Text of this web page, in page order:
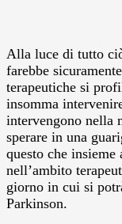
Alla luce di tutto
farebbe
terapeutiche si
insomma
intervengono nella
sperare in una
questo che
nell’ambito
giorno in cui si
Parkinson.